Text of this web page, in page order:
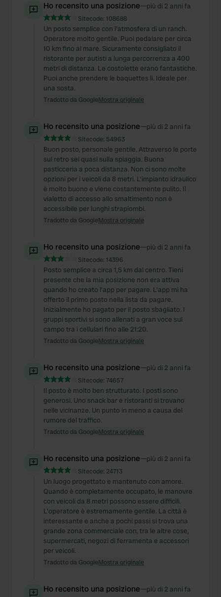
Ho recensito una posizione—più di 2 anni fa
Sitecode: 108688
Un posto semplice con l'atmosfera di un ranch.
Operatore molto gentile. Puoi pedalare per circa
10 km fino al mare. Sicuramente consigliato il
ristorante per autisti a lunga percorrenza a 400
metri di distanza. Le costolette erano fantastiche.
Puoi anche prendere le baquettes lì. Ideale per
una sosta.
Tradotto da GoogleMostra originale
Ho recensito una posizione—più di 2 anni fa
Sitecode: 54963
Buon posto, personale gentile. Attraverso le porte
sul retro sei quasi sulla spiaggia. Buona
pasticceria a poca distanza. Non ci sono molte
opzioni per i veicoli da 8 metri. L'impianto idraulico
è molto buono e viene costantemente pulito. Il
vialetto di accesso allo smaltimento non è
accessibile per lunghi strapiombi.
Tradotto da GoogleMostra originale
Ho recensito una posizione—più di 2 anni fa
Sitecode: 14396
Posto semplice a circa 1,5 km dal centro. Tieni
presente che la mia posizione non era attiva
quando ho creato l'app per pagare. L'app mi ha
offerto il primo posto nella lista da pagare.
Inizialmente ho pagato per il posto sbagliato. I
gruppi sportivi si sono allenati a gran voce sul
campo tra i cellulari fino alle 21:20.
Tradotto da GoogleMostra originale
Ho recensito una posizione—più di 2 anni fa
Sitecode: 74657
Il posto è molto ben strutturato. I posti sono
generosi. Uno snack bar e ristoranti si trovano
nelle vicinanze. Un punto in meno a causa del
rumore del traffico.
Tradotto da GoogleMostra originale
Ho recensito una posizione—più di 2 anni fa
Sitecode: 24713
Un luogo progettato e mantenuto con amore.
Quando è completamente occupato, le manovre
con veicoli da 8 metri possono essere difficili.
L'operatore è estremamente gentile. La città è
interessante e anche a pochi passi si trova una
grande zona commerciale con, tra le altre cose,
supermercati, negozi di ferramenta e accessori
per veicoli.
Tradotto da GoogleMostra originale
Ho recensito una posizione—più di 2 anni fa